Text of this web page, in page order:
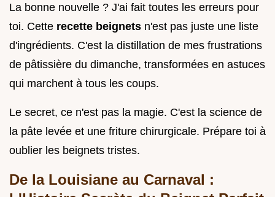
La bonne nouvelle ? J'ai fait toutes les erreurs pour
toi. Cette recette beignets n'est pas juste une liste
d'ingrédients. C'est la distillation de mes frustrations
de pâtissière du dimanche, transformées en astuces
qui marchent à tous les coups.
Le secret, ce n'est pas la magie. C'est la science de
la pâte levée et une friture chirurgicale. Prépare toi à
oublier les beignets tristes.
De la Louisiane au Carnaval :